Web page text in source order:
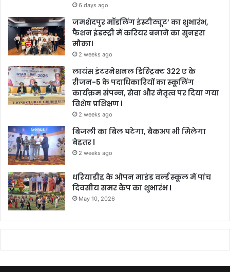
6 days ago
जमशेदपुर मॉडलिंग इंस्टीट्यूट’ का शुभारंभ,
फैशन इंडस्ट्री में करियर बनाने का सुनहरा
मौका।
2 weeks ago
लायंस इंटरनेशनल डिस्ट्रिक्ट 322 ए के
रीजन-5 के पदाधिकारियों का स्कूलिंग
कार्यक्रम संपन्न, सेवा और नेतृत्व पर दिया गया
विशेष प्रशिक्षण l
2 weeks ago
बिजली का बिल घटेगा, बैकअप भी मिलेगा
बेहतर l
2 weeks ago
धरियाडीह के ओपन माइंड वर्ल्ड स्कूल में पांच
दिवसीय समर कैंप का शुभारंभ l
May 10, 2026